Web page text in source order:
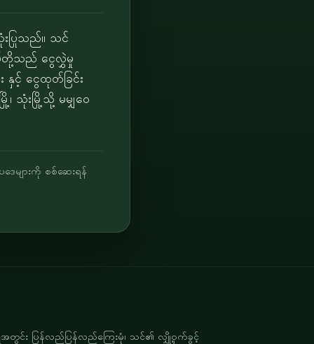
ပြုသည်။ သင်
ပ်တို့သည် ငွေလွှဲမှု
င့် ငွေထုတ်ခြင်း
းမြို့သို့ မမျှဝေ
များကို စစ်ဆေးရန်
တွင်း ပြန်လည်ပြန်လည်ကြေးမုံ၊ သင်၏ လျှို့ဝှက်ခွင့်